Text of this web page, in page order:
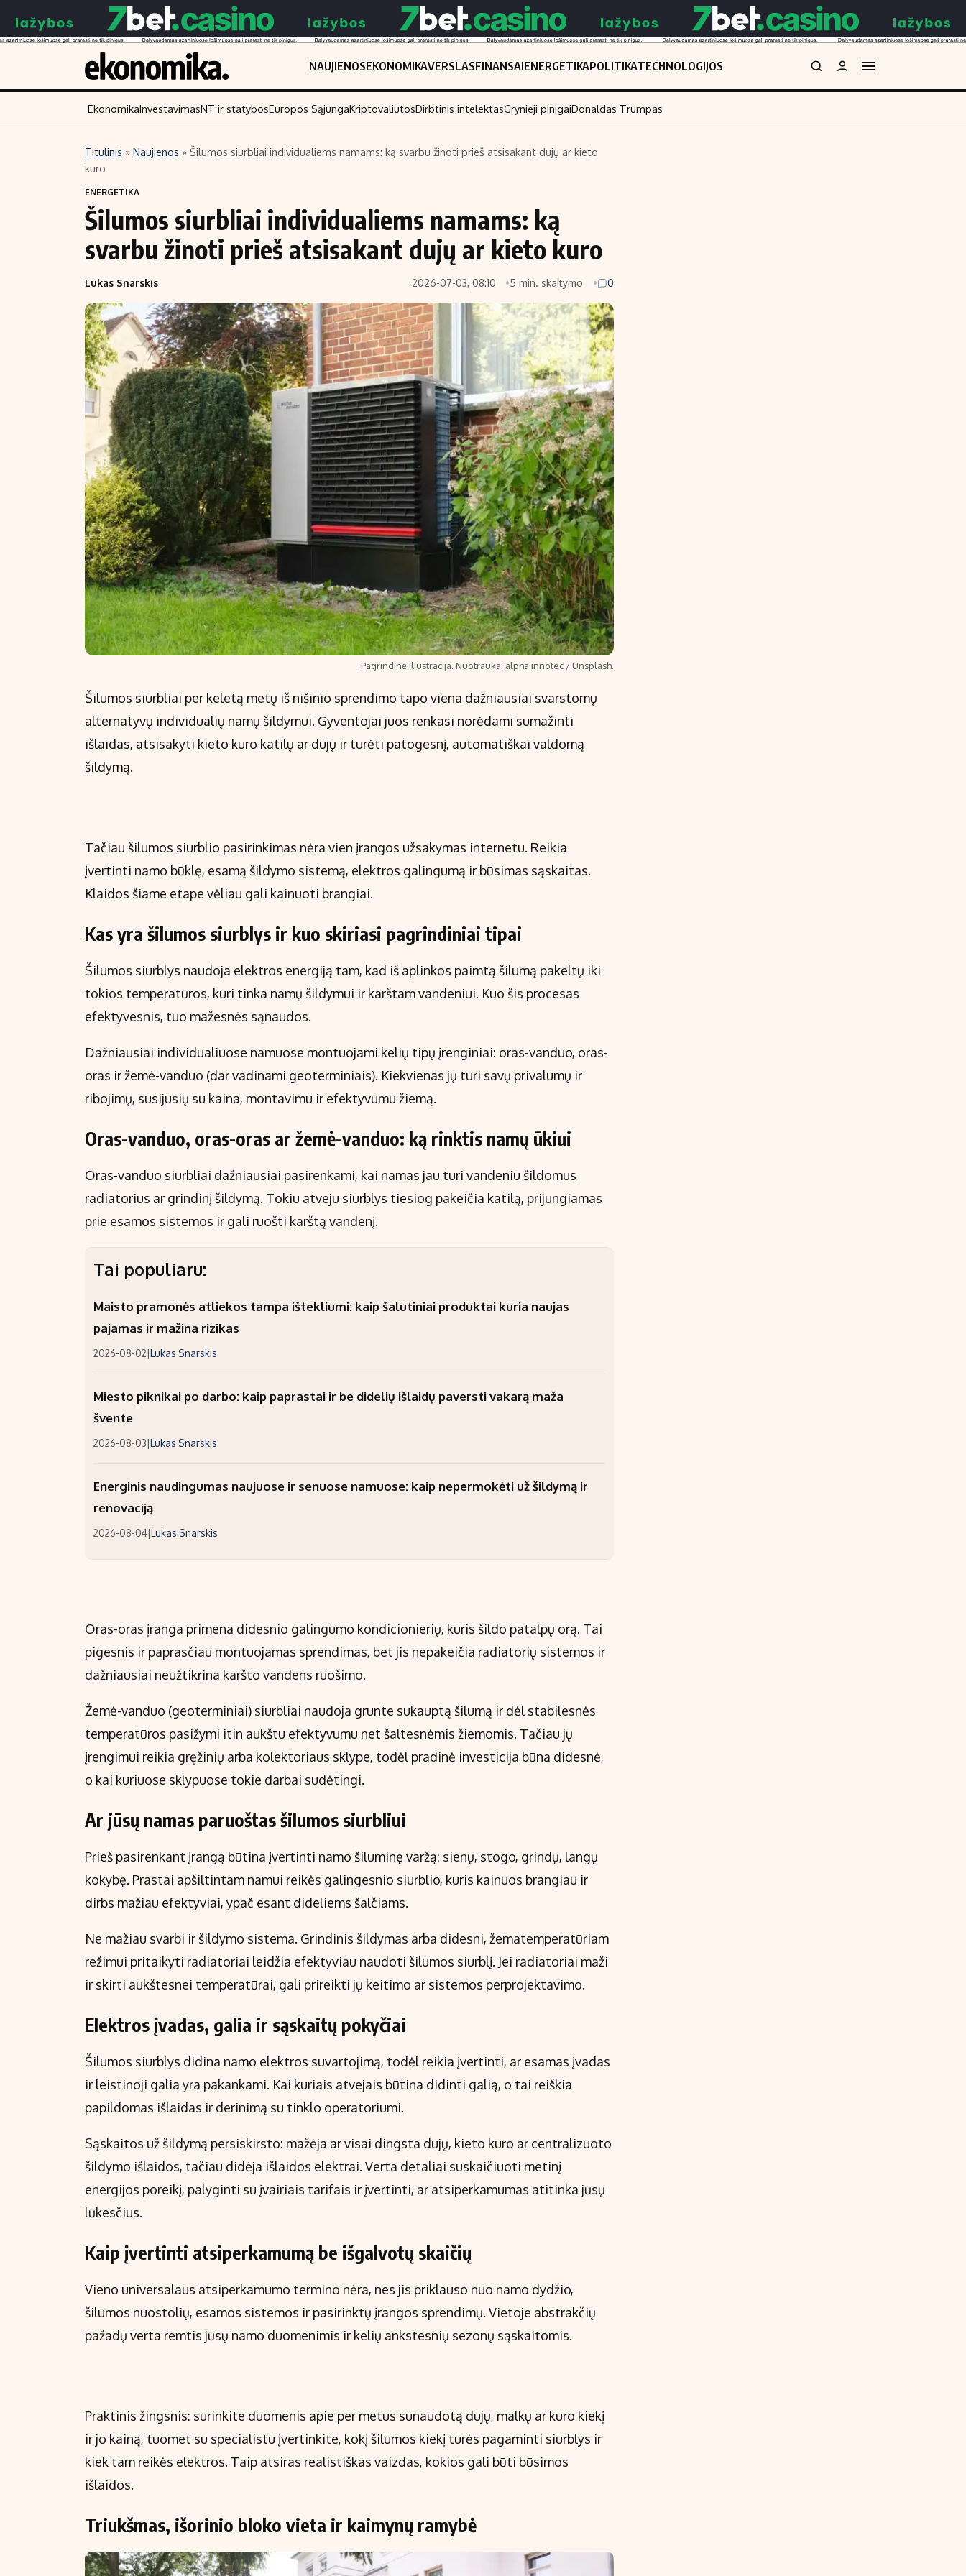
NAUJIENOSEKONOMIKAVERSLASFINANSAIENERGETIKAPOLITIKATECHNOLOGIJOS
Turinys
Naujienos
Aplinka
Verslas
Politika
NT ir statybos
Įmonės
Žemės ūkis
Akcijų rinka
Saulės elektrinės
Kriptovaliutos
Migracija
Indėlių skaičiuoklė
Įdomios naujienos
EkonomikaInvestavimasNT ir statybosEuropos SąjungaKriptovaliutosDirbtinis intelektasGrynieji pinigaiDonaldas Trumpas
Titulinis » Naujienos » Šilumos siurbliai individualiems namams: ką svarbu žinoti prieš atsisakant dujų ar kieto
kuro
ENERGETIKA
Šilumos siurbliai individualiems namams: ką
svarbu žinoti prieš atsisakant dujų ar kieto kuro
Lukas Snarskis 2026-07-03, 08:10 5 min. skaitymo 0
Pagrindinė iliustracija. Nuotrauka: alpha innotec / Unsplash.
Šilumos siurbliai per keletą metų iš nišinio sprendimo tapo viena dažniausiai svarstomų
alternatyvų individualių namų šildymui. Gyventojai juos renkasi norėdami sumažinti
išlaidas, atsisakyti kieto kuro katilų ar dujų ir turėti patogesnį, automatiškai valdomą
šildymą.
Tačiau šilumos siurblio pasirinkimas nėra vien įrangos užsakymas internetu. Reikia
įvertinti namo būklę, esamą šildymo sistemą, elektros galingumą ir būsimas sąskaitas.
Klaidos šiame etape vėliau gali kainuoti brangiai.
Kas yra šilumos siurblys ir kuo skiriasi pagrindiniai tipai
Šilumos siurblys naudoja elektros energiją tam, kad iš aplinkos paimtą šilumą pakeltų iki
tokios temperatūros, kuri tinka namų šildymui ir karštam vandeniui. Kuo šis procesas
efektyvesnis, tuo mažesnės sąnaudos.
Dažniausiai individualiuose namuose montuojami kelių tipų įrenginiai: oras-vanduo, oras-
oras ir žemė-vanduo (dar vadinami geoterminiais). Kiekvienas jų turi savų privalumų ir
ribojimų, susijusių su kaina, montavimu ir efektyvumu žiemą.
Oras-vanduo, oras-oras ar žemė-vanduo: ką rinktis namų ūkiui
Oras-vanduo siurbliai dažniausiai pasirenkami, kai namas jau turi vandeniu šildomus
radiatorius ar grindinį šildymą. Tokiu atveju siurblys tiesiog pakeičia katilą, prijungiamas
prie esamos sistemos ir gali ruošti karštą vandenį.
Tai populiaru:
Maisto pramonės atliekos tampa ištekliumi: kaip šalutiniai produktai kuria naujas
pajamas ir mažina rizikas
2026-08-02|Lukas Snarskis
Miesto piknikai po darbo: kaip paprastai ir be didelių išlaidų paversti vakarą maža
švente
2026-08-03|Lukas Snarskis
Energinis naudingumas naujuose ir senuose namuose: kaip nepermokėti už šildymą ir
renovaciją
2026-08-04|Lukas Snarskis
Oras-oras įranga primena didesnio galingumo kondicionierių, kuris šildo patalpų orą. Tai
pigesnis ir paprasčiau montuojamas sprendimas, bet jis nepakeičia radiatorių sistemos ir
dažniausiai neužtikrina karšto vandens ruošimo.
Žemė-vanduo (geoterminiai) siurbliai naudoja grunte sukauptą šilumą ir dėl stabilesnės
temperatūros pasižymi itin aukštu efektyvumu net šaltesnėmis žiemomis. Tačiau jų
įrengimui reikia gręžinių arba kolektoriaus sklype, todėl pradinė investicija būna didesnė,
o kai kuriuose sklypuose tokie darbai sudėtingi.
Ar jūsų namas paruoštas šilumos siurbliui
Prieš pasirenkant įrangą būtina įvertinti namo šiluminę varžą: sienų, stogo, grindų, langų
kokybę. Prastai apšiltintam namui reikės galingesnio siurblio, kuris kainuos brangiau ir
dirbs mažiau efektyviai, ypač esant dideliems šalčiams.
Ne mažiau svarbi ir šildymo sistema. Grindinis šildymas arba didesni, žematemperatūriam
režimui pritaikyti radiatoriai leidžia efektyviau naudoti šilumos siurblį. Jei radiatoriai maži
ir skirti aukštesnei temperatūrai, gali prireikti jų keitimo ar sistemos perprojektavimo.
Elektros įvadas, galia ir sąskaitų pokyčiai
Šilumos siurblys didina namo elektros suvartojimą, todėl reikia įvertinti, ar esamas įvadas
ir leistinoji galia yra pakankami. Kai kuriais atvejais būtina didinti galią, o tai reiškia
papildomas išlaidas ir derinimą su tinklo operatoriumi.
Sąskaitos už šildymą persiskirsto: mažėja ar visai dingsta dujų, kieto kuro ar centralizuoto
šildymo išlaidos, tačiau didėja išlaidos elektrai. Verta detaliai suskaičiuoti metinį
energijos poreikį, palyginti su įvairiais tarifais ir įvertinti, ar atsiperkamumas atitinka jūsų
lūkesčius.
Kaip įvertinti atsiperkamumą be išgalvotų skaičių
Vieno universalaus atsiperkamumo termino nėra, nes jis priklauso nuo namo dydžio,
šilumos nuostolių, esamos sistemos ir pasirinktų įrangos sprendimų. Vietoje abstrakčių
pažadų verta remtis jūsų namo duomenimis ir kelių ankstesnių sezonų sąskaitomis.
Praktinis žingsnis: surinkite duomenis apie per metus sunaudotą dujų, malkų ar kuro kiekį
ir jo kainą, tuomet su specialistu įvertinkite, kokį šilumos kiekį turės pagaminti siurblys ir
kiek tam reikės elektros. Taip atsiras realistiškas vaizdas, kokios gali būti būsimos
išlaidos.
Triukšmas, išorinio bloko vieta ir kaimynų ramybė